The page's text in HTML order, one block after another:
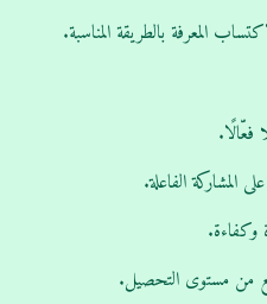
المعرفة بالطريقة المناسبة.
فعّالًا.
المشاركة الفاعلة.
وكفاءة.
من مستوى التحصيل.